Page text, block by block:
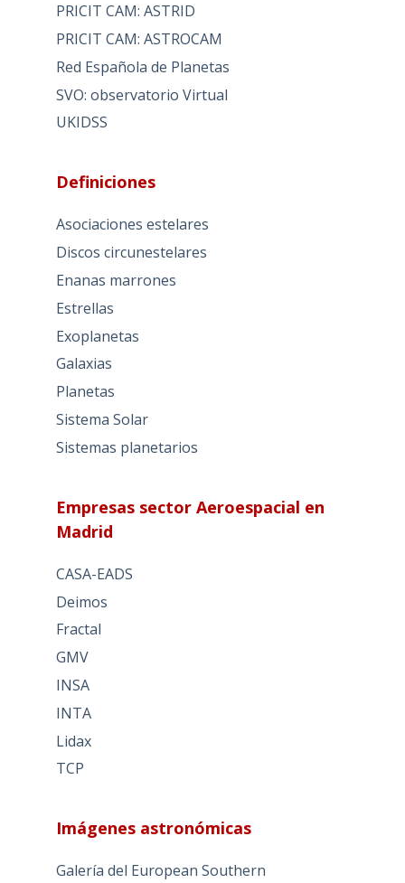
PRICIT CAM: ASTRID
PRICIT CAM: ASTROCAM
Red Española de Planetas
SVO: observatorio Virtual
UKIDSS
Definiciones
Asociaciones estelares
Discos circunestelares
Enanas marrones
Estrellas
Exoplanetas
Galaxias
Planetas
Sistema Solar
Sistemas planetarios
Empresas sector Aeroespacial en
Madrid
CASA-EADS
Deimos
Fractal
GMV
INSA
INTA
Lidax
TCP
Imágenes astronómicas
Galería del European Southern